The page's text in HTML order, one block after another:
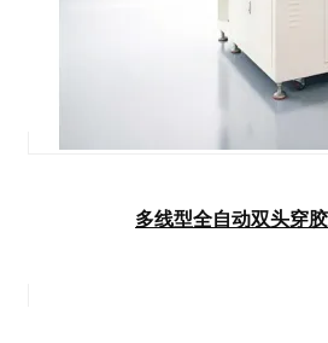
多线型全自动双头穿